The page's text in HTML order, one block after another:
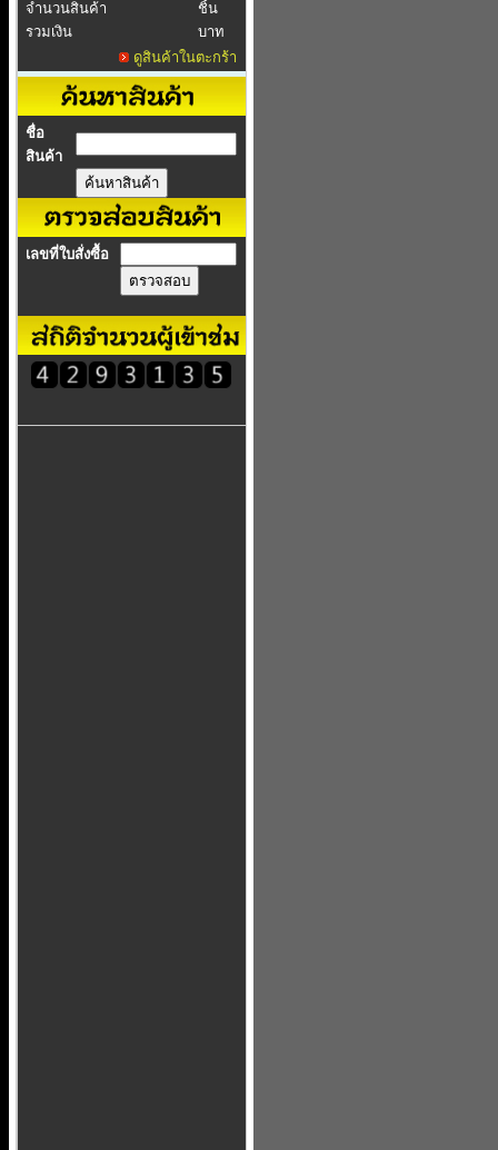
จำนวนสินค้า
ชิ้น
รวมเงิน
บาท
ดูสินค้าในตะกร้า
ชื่อ
สินค้า
เลขที่ใบสั่งซื้อ